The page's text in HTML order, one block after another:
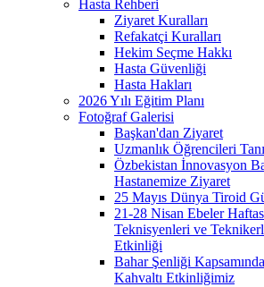
Hasta Rehberi
Ziyaret Kuralları
Refakatçi Kuralları
Hekim Seçme Hakkı
Hasta Güvenliği
Hasta Hakları
2026 Yılı Eğitim Planı
Fotoğraf Galerisi
Başkan'dan Ziyaret
Uzmanlık Öğrencileri
Özbekistan İnnovasyon
Hastanemize Ziyaret
25 Mayıs Dünya Tiroid
21-28 Nisan Ebeler
Teknisyenleri ve
Etkinliği
Bahar Şenliği
Kahvaltı Etkinliğimiz